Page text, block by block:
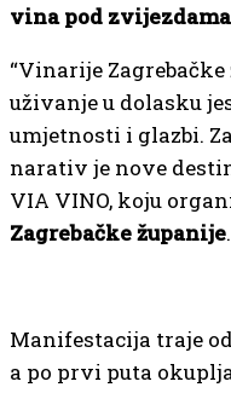
vina pod
“Vinarije
uživanje u dolasku
umjetnosti i glazbi.
narativ je nove
VIA VINO, koju
Zagrebačke županije.
Manifestacija traje
a po prvi puta